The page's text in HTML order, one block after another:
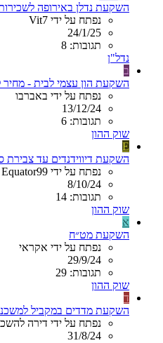
השקעת נדלן באירופה
נפתח על ידי Vit7
24/1/25
תגובות: 8
נדל"ן
ב
השקעת הון עצמי לבית -
נפתח על ידי באברבו
13/12/24
תגובות: 6
שוק ההון
E
השקעת דיווידנדים עד צבירת
נפתח על ידי Equator99
8/10/24
תגובות: 14
שוק ההון
א
השקעת מט״ח
נפתח על ידי אקראי
29/9/24
תגובות: 29
שוק ההון
ד
השקעת מדדים במקביל
נפתח על ידי דירה
31/8/24